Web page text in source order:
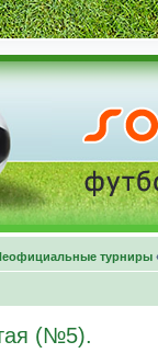
турниры
(№5).